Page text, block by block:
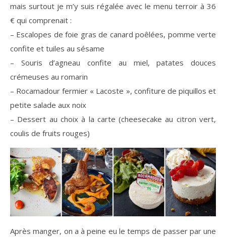
mais surtout je m’y suis régalée avec le menu terroir à 36
€ qui comprenait :
– Escalopes de foie gras de canard poêlées, pomme verte
confite et tuiles au sésame
– Souris d’agneau confite au miel, patates douces
crémeuses au romarin
– Rocamadour fermier « Lacoste », confiture de piquillos et
petite salade aux noix
– Dessert au choix à la carte (cheesecake au citron vert,
coulis de fruits rouges)
Après manger, on a à peine eu le temps de passer par une